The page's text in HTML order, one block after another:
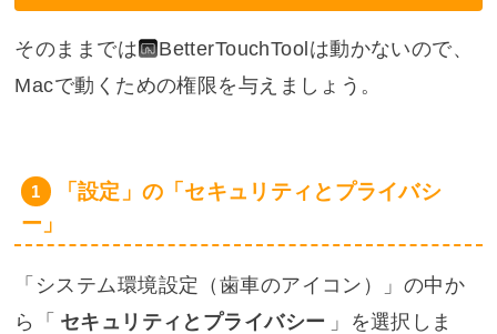
そのままでは BetterTouchToolは動かないので、
Macで動くための権限を与えましょう。
「設定」の「セキュリティとプライバシ
ー」
「システム環境設定（歯車のアイコン）」の中か
ら「 セキュリティとプライバシー 」を選択しま